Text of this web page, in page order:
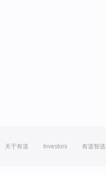
关于有道 Investors 有道智选